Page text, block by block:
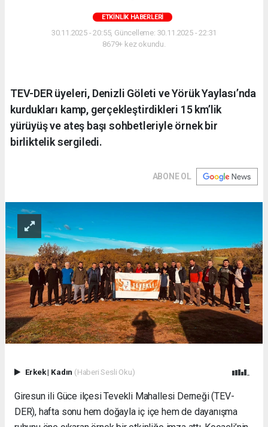
ETKINLIK HABERLERI
30.11.2025 - 20:55, Güncelleme: 30.11.2025 - 22:31
8679+ kez okundu.
TEV-DER üyeleri, Denizli Göleti ve Yörük Yaylası’nda
kurdukları kamp, gerçekleştirdikleri 15 km’lik
yürüyüş ve ateş başı sohbetleriyle örnek bir
birliktelik sergiledi.
ABONE OL
Erkek| Kadın (Haberi Sesli Oku)
Giresun ili Güce ilçesi Tevekli Mahallesi Derneği (TEV-
DER), hafta sonu hem doğayla iç içe hem de dayanışma